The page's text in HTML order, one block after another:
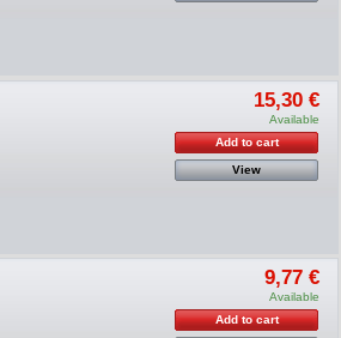
15,30 €
Available
Add to cart
View
9,77 €
Available
Add to cart